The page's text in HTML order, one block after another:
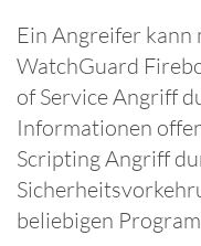
Ein Angreifer kann
WatchGuard
of Service Angriff
Informationen
Scripting Angriff
beliebigen